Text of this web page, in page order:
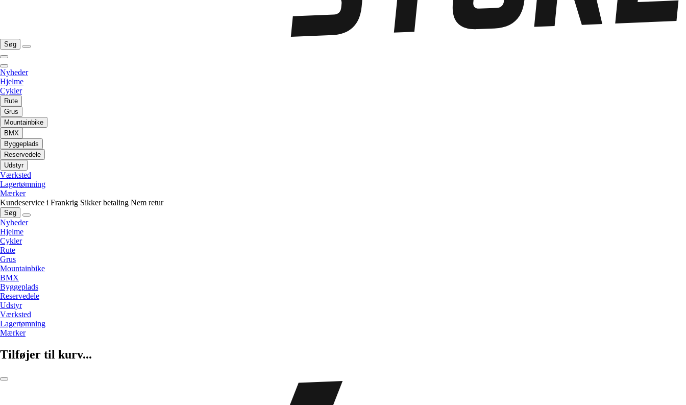
Søg
Nyheder
Hjelme
Cykler
Rute
Grus
Mountainbike
BMX
Byggeplads
Reservedele
Udstyr
Værksted
Lagertømning
Mærker
Kundeservice i Frankrig Sikker betaling Nem retur
Søg
Nyheder
Hjelme
Cykler
Rute
Grus
Mountainbike
BMX
Byggeplads
Reservedele
Udstyr
Værksted
Lagertømning
Mærker
Tilføjer til kurv...